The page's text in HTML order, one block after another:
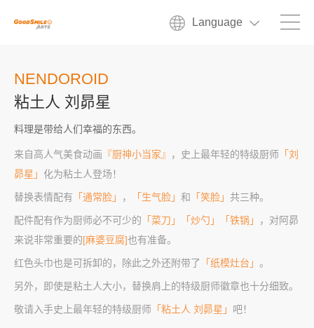
Language
NENDOROID
粘土人 刘昴星
料理是带给人们幸福的东西。
来自高人气美食动画 『厨神小当家』 ，史上最年轻的特级厨师 「刘
昴星」 化为粘土人登场！
替换表情配有 「通常脸」 ， 「生气脸」 和 「笑脸」 共三种。
配件配有作为厨师必不可少的 「菜刀」「炒勺」「铁锅」
，对阿昴
来说非常重要的[麻婆豆腐]也有准备。
红色头巾也是可拆卸的，除此之外还附带了 「纸模灶台」 。
另外，即使是粘土人大小，替换肩上的特级厨师徽章也十分细致。
敬请入手史上最年轻的特级厨师 「粘土人 刘昴星」 吧！